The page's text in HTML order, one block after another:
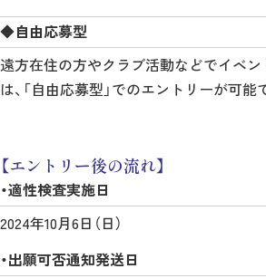
◆自由応募型
遠方在住の方やクラブ活動などでイベ
は、「自由応募型」でのエントリーが可能
【エントリー後の流れ】
・適性検査実施日
2024年10月6日（日）
・出願可否通知発送日